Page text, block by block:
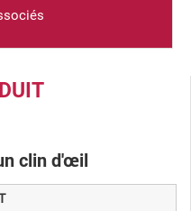
clin d'œil